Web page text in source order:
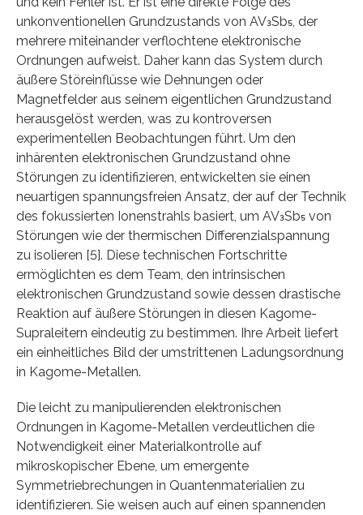
unkonventionellen Grundzustands von AV₃Sb₅, der
mehrere miteinander verflochtene elektronische
Ordnungen aufweist. Daher kann das System durch
äußere Störeinflüsse wie Dehnungen oder
Magnetfelder aus seinem eigentlichen Grundzustand
herausgelöst werden, was zu kontroversen
experimentellen Beobachtungen führt. Um den
inhärenten elektronischen Grundzustand ohne
Störungen zu identifizieren, entwickelten sie einen
neuartigen spannungsfreien Ansatz, der auf der Technik
des fokussierten Ionenstrahls basiert, um AV₃Sb₅ von
Störungen wie der thermischen Differenzialspannung
zu isolieren [5]. Diese technischen Fortschritte
ermöglichten es dem Team, den intrinsischen
elektronischen Grundzustand sowie dessen drastische
Reaktion auf äußere Störungen in diesen Kagome-
Supraleitern eindeutig zu bestimmen. Ihre Arbeit liefert
ein einheitliches Bild der umstrittenen Ladungsordnung
in Kagome-Metallen.
Die leicht zu manipulierenden elektronischen
Ordnungen in Kagome-Metallen verdeutlichen die
Notwendigkeit einer Materialkontrolle auf
mikroskopischer Ebene, um emergente
Symmetriebrechungen in Quantenmaterialien zu
identifizieren. Sie weisen auch auf einen spannenden